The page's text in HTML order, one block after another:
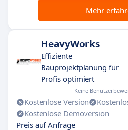
Mehr
HeavyWorks
Effiziente
Bauprojektplanung für
Profis optimiert
Keine
Kostenlose Version
Kostenlose Demoversion
Preis auf Anfrage